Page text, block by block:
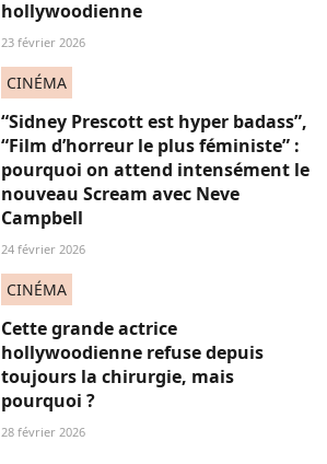
hollywoodienne
23 février 2026
CINÉMA
“Sidney Prescott est hyper badass”,
“Film d’horreur le plus féministe” :
pourquoi on attend intensément le
nouveau Scream avec Neve
Campbell
24 février 2026
CINÉMA
Cette grande actrice
hollywoodienne refuse depuis
toujours la chirurgie, mais
pourquoi ?
28 février 2026